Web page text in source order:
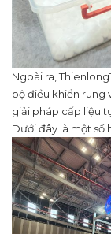
Ngoài ra,
bộ điều khiển rung
giải pháp cấp liệu
Dưới đây là một số